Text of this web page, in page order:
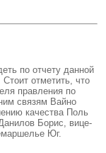
по отчету данной
Стоит отметить, что
правления по
связям Вайно
качества Поль
Борис, вице-
Юг.